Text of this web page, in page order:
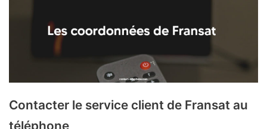
Contacter le service client de Fransat au
téléphone